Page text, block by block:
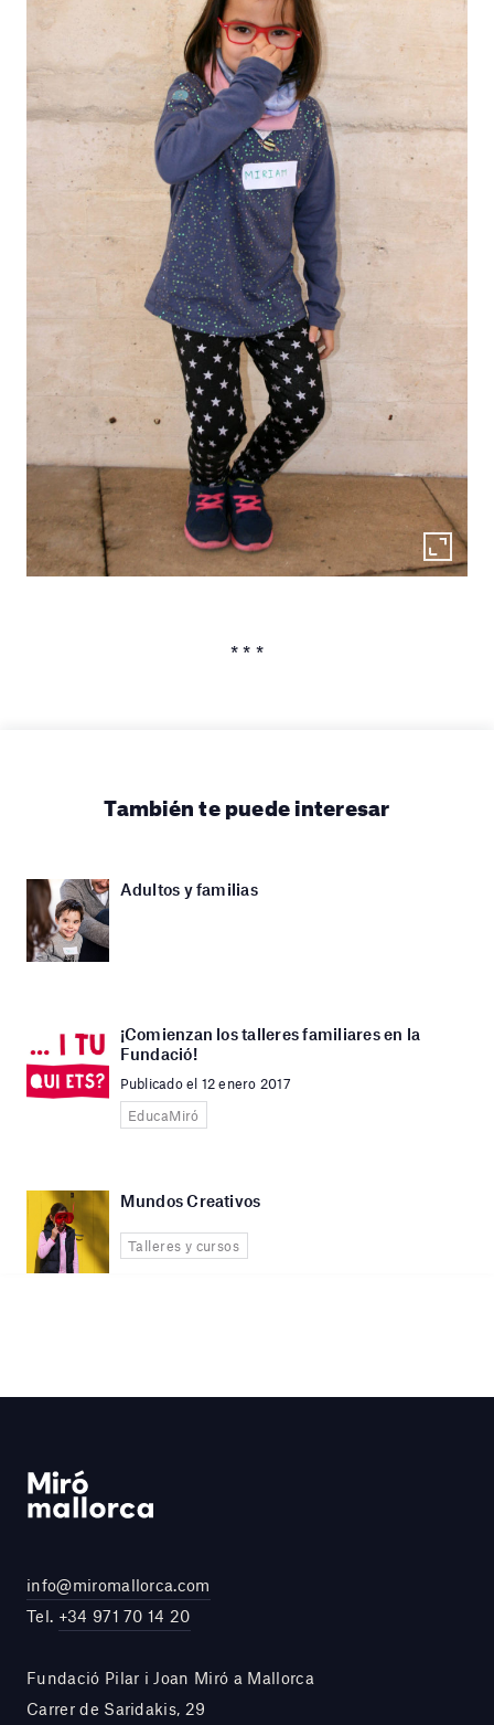
* * *
También te puede interesar
Adultos y familias
¡Comienzan los talleres familiares en la
Fundació!
Publicado el 12 enero 2017
EducaMiró
Mundos Creativos
Talleres y cursos
info@miromallorca.com
Tel. +34 971 70 14 20
Fundació Pilar i Joan Miró a Mallorca
Carrer de Saridakis, 29